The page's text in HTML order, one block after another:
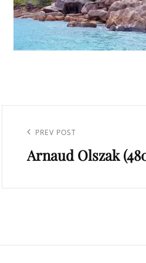
l’article
Previous
Post
PREV POST
Arnaud Olszak